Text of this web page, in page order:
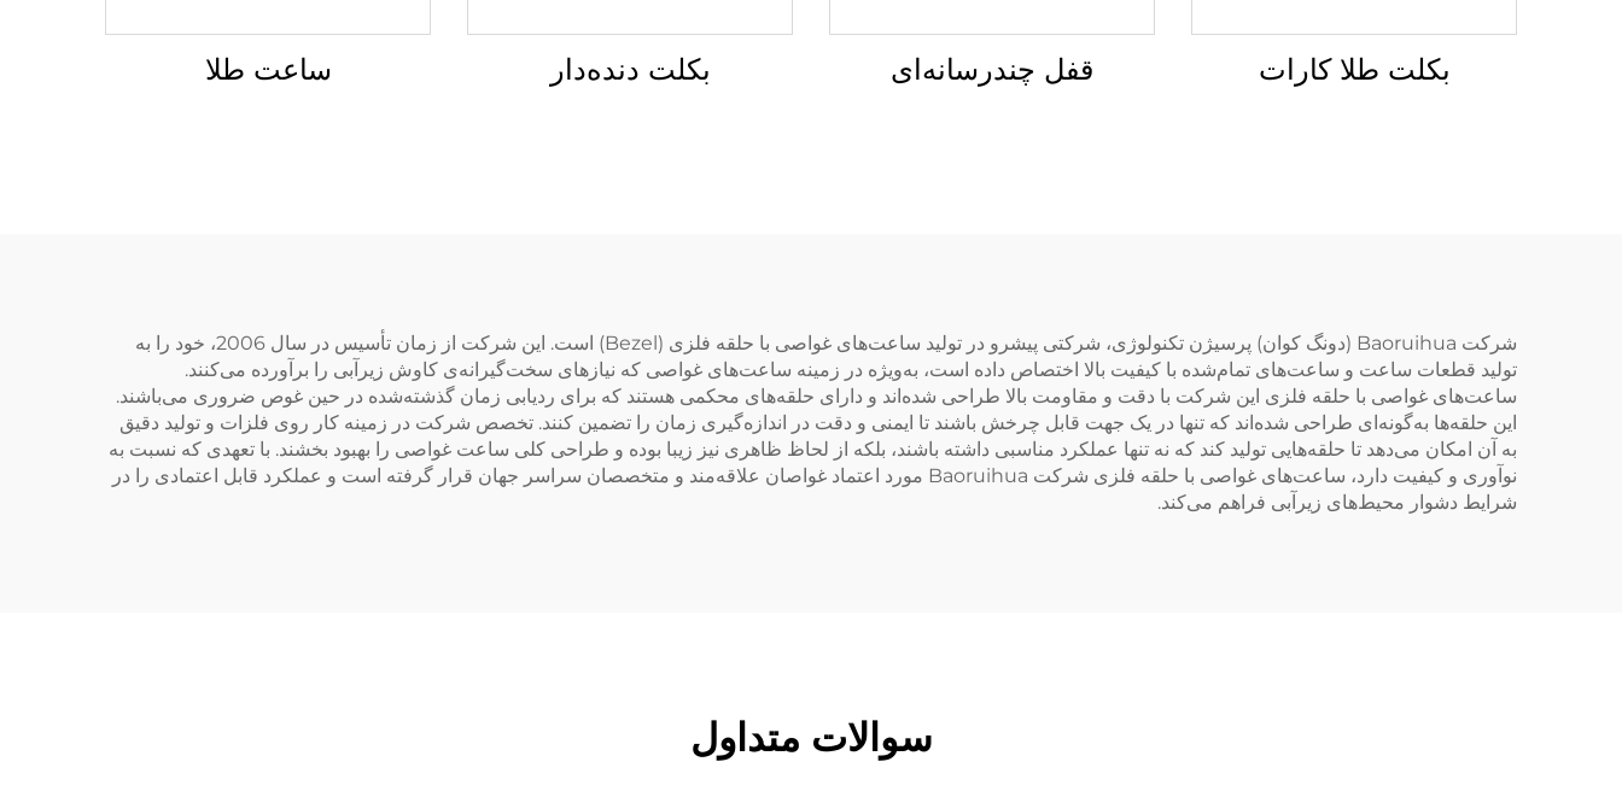
بکلت طلا کارات قفل چندرسانه‌ای بکلت دنده‌دار ساعت طلا
شرکت Baoruihua (دونگ کوان) پرسیژن تکنولوژی، شرکتی پیشرو در تولید ساعت‌های غواصی با حلقه فلزی (Bezel) است. این شرکت از زمان تأسیس در سال 2006، خود را به
تولید قطعات ساعت و ساعت‌های تمام‌شده با کیفیت بالا اختصاص داده است، به‌ویژه در زمینه ساعت‌های غواصی که نیازهای سخت‌گیرانه‌ی کاوش زیرآبی را برآورده می‌کنند.
ساعت‌های غواصی با حلقه فلزی این شرکت با دقت و مقاومت بالا طراحی شده‌اند و دارای حلقه‌های محکمی هستند که برای ردیابی زمان گذشته‌شده در حین غوص ضروری می‌باشند.
این حلقه‌ها به‌گونه‌ای طراحی شده‌اند که تنها در یک جهت قابل چرخش باشند تا ایمنی و دقت در اندازه‌گیری زمان را تضمین کنند. تخصص شرکت در زمینه کار روی فلزات و تولید دقیق
به آن امکان می‌دهد تا حلقه‌هایی تولید کند که نه تنها عملکرد مناسبی داشته باشند، بلکه از لحاظ ظاهری نیز زیبا بوده و طراحی کلی ساعت غواصی را بهبود بخشند. با تعهدی که نسبت به
نوآوری و کیفیت دارد، ساعت‌های غواصی با حلقه فلزی شرکت Baoruihua مورد اعتماد غواصان علاقه‌مند و متخصصان سراسر جهان قرار گرفته است و عملکرد قابل اعتمادی را در
شرایط دشوار محیط‌های زیرآبی فراهم می‌کند.
سوالات متداول